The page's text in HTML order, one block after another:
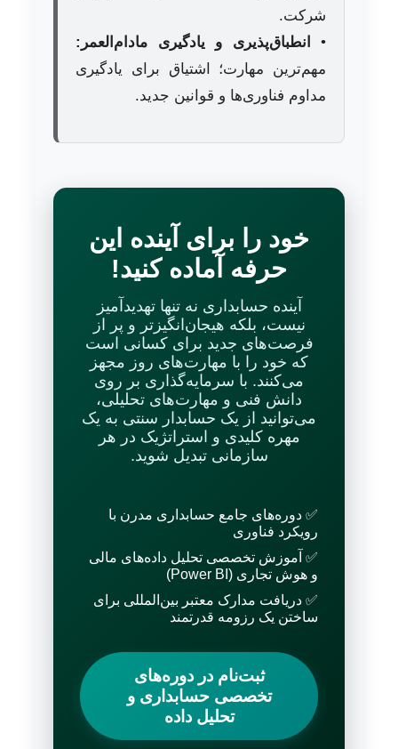
شرکت.
•
انطباق‌پذیری و یادگیری مادام‌العمر:
مهم‌ترین مهارت؛ اشتیاق برای یادگیری
مداوم فناوری‌ها و قوانین جدید.
خود را برای آینده این
حرفه آماده کنید!
آینده حسابداری نه تنها تهدیدآمیز
نیست، بلکه هیجان‌انگیزتر و پر از
فرصت‌های جدید برای کسانی است
که خود را با مهارت‌های روز مجهز
می‌کنند. با سرمایه‌گذاری بر روی
دانش فنی و مهارت‌های تحلیلی،
می‌توانید از یک حسابدار سنتی به یک
مهره کلیدی و استراتژیک در هر
سازمانی تبدیل شوید.
✅ دوره‌های جامع حسابداری مدرن با
رویکرد فناوری
✅ آموزش تخصصی تحلیل داده‌های مالی
و هوش تجاری (Power BI)
✅ دریافت مدارک معتبر بین‌المللی برای
ساختن یک رزومه قدرتمند
ثبت‌نام در دوره‌های
تخصصی حسابداری و
تحلیل داده